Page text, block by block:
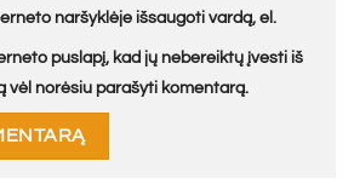
naršyklėje išsaugoti vardą, el.
puslapį, kad jų nebereiktų įvesti iš
vėl norėsiu parašyti komentarą.